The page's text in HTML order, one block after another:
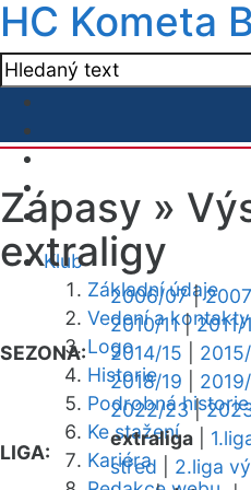
HC Kometa
Klub
Základní údaje
Vedení a kontakty
Logo
Historie
Podrobná historie
Ke stažení
Kariéra
Zápasy »
extraligy
SEZONA:
2006/07|
2010/11|2011/
2014/15
2018/19
2022/23|
LIGA:
extraliga
střed
2.liga